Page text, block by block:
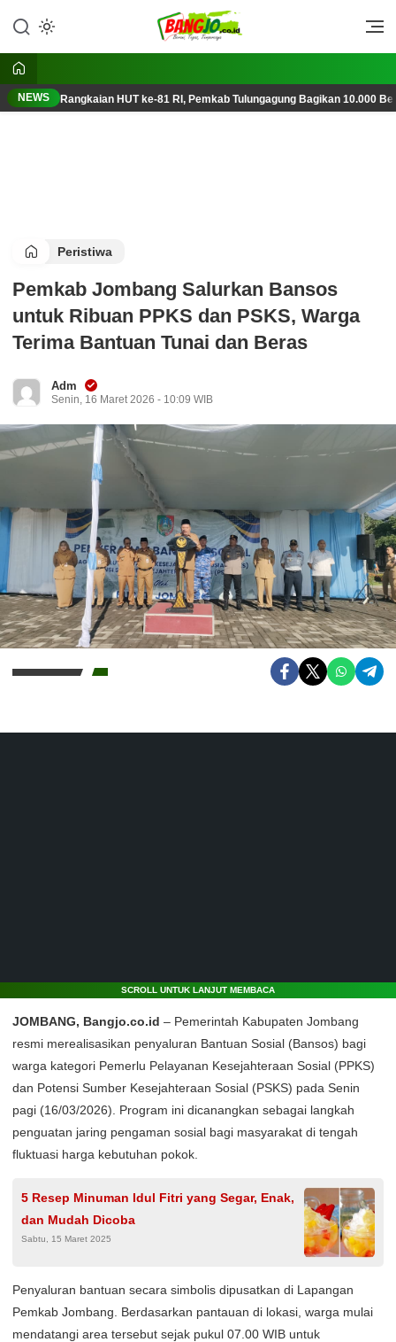
konten
Bangjo.co.id
Berani, Tegas, Terpercaya
NEWS Rangkaian HUT ke-81 RI, Pemkab Tulungagung Bagikan 10.000
Peristiwa
Pemkab Jombang Salurkan Bansos
untuk Ribuan PPKS dan PSKS, Warga
Terima Bantuan Tunai dan Beras
Adm
Senin, 16 Maret 2026 - 10:09 WIB
SCROLL UNTUK LANJUT MEMBACA
JOMBANG, Bangjo.co.id – Pemerintah Kabupaten Jombang
resmi merealisasikan penyaluran Bantuan Sosial (Bansos) bagi
warga kategori Pemerlu Pelayanan Kesejahteraan Sosial (PPKS)
dan Potensi Sumber Kesejahteraan Sosial (PSKS) pada Senin
pagi (16/03/2026). Program ini dicanangkan sebagai langkah
penguatan jaring pengaman sosial bagi masyarakat di tengah
fluktuasi harga kebutuhan pokok.
5 Resep Minuman Idul Fitri yang Segar, Enak,
dan Mudah Dicoba
Sabtu, 15 Maret 2025
Penyaluran bantuan secara simbolis dipusatkan di Lapangan
Pemkab Jombang. Berdasarkan pantauan di lokasi, warga mulai
mendatangi area tersebut sejak pukul 07.00 WIB untuk